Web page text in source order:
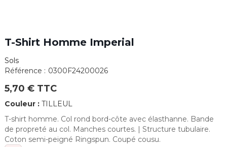
T-Shirt Homme Imperial
Sols
Référence : 0300F24200026
5,70 € TTC
Couleur : TILLEUL
T-shirt homme. Col rond bord-côte avec élasthanne. Bande
de propreté au col. Manches courtes. | Structure tubulaire.
Coton semi-peigné Ringspun. Coupé cousu.